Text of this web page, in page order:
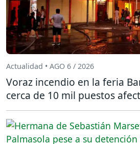
Actualidad • AGO 6 / 2026
Voraz incendio en la feria
cerca de 10 mil puestos